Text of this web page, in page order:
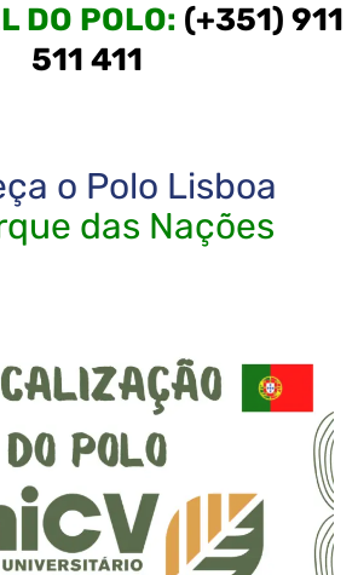
DO POLO: (+351) 911
511 411
o Polo Lisboa
das Nações